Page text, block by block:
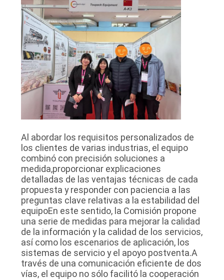
Al abordar los requisitos personalizados de
los clientes de varias industrias, el equipo
combinó con precisión soluciones a
medida,proporcionar explicaciones
detalladas de las ventajas técnicas de cada
propuesta y responder con paciencia a las
preguntas clave relativas a la estabilidad del
equipoEn este sentido, la Comisión propone
una serie de medidas para mejorar la calidad
de la información y la calidad de los servicios,
así como los escenarios de aplicación, los
sistemas de servicio y el apoyo postventa.A
través de una comunicación eficiente de dos
vías, el equipo no sólo facilitó la cooperación